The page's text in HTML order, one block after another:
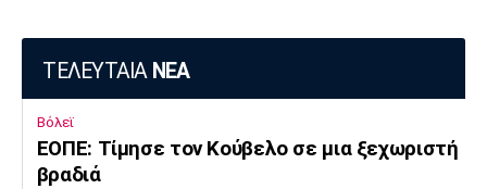
ΤΕΛΕΥΤΑΙΑ ΝΕΑ
Βόλεϊ
ΕΟΠΕ: Τίμησε τον Κούβελο σε μια ξεχωριστή
βραδιά